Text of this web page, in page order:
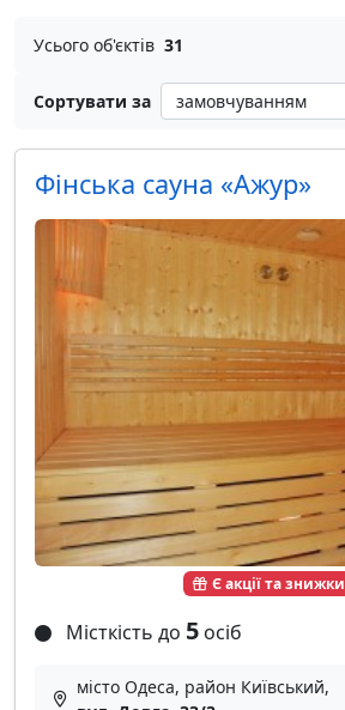
Усього об'єктів 31
Сортувати за
Є акції та знижки
Фінська сауна «Ажур»
Місткість до 5 осіб
місто Одеса, район Київський,